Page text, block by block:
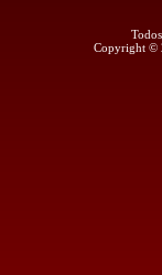
Copyright ©